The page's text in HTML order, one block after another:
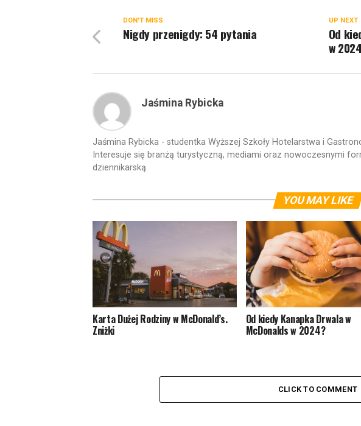
UP NEXT
Od
w
DON'T MISS
Nigdy przenigdy: 54 pytania
Jaśmina Rybicka
Jaśmina Rybicka - studentka Wyższej Szkoły Hotelarstwa i
Interesuje się branżą turystyczną, mediami oraz nowoczesnymi
dziennikarską.
YOU MAY LIKE
Karta Dużej Rodziny w McDonald’s.
Zniżki
Od kiedy Kanapka Drwala w
McDonalds w 2024?
CLICK TO COMMENT